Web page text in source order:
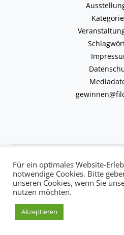
Copyright © 2026 kulturkalender-
Für ein optimales Website-
notwendige Cookies. Bitte
unseren Cookies, wenn Sie
nutzen möchten.
Akzeptieren